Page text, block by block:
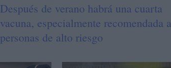
Después de verano habrá una cuarta
vacuna, especialmente recomendada a
personas de alto riesgo